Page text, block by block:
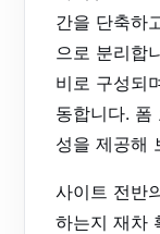
간을 단축하
으로 분리합
비로 구성되
동합니다. 폼
성을 제공해
사이트 전반
하는지 재차